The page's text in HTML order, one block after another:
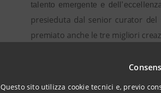
Questo sito utilizza cookie tecnici e, previo
talento emergente e
presieduta dal senior curator
premiato anche le tre migliori
ospite speciale
intermediazione immobiliare del